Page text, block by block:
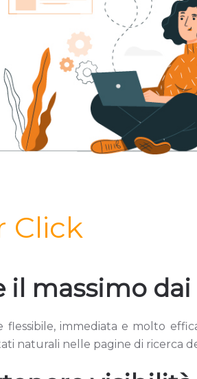
Click
il massimo
immediata e molto
naturali nelle pagine di ricerca